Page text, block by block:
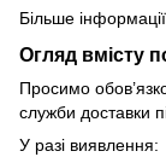
Більше
Огляд вмісту
Просимо
служби доставки
У разі виявлення: